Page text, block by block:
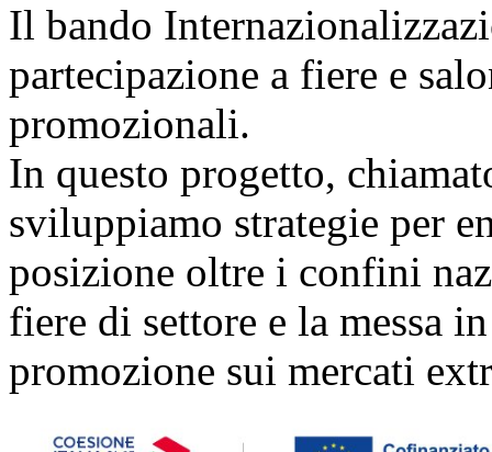
Il bando
partecipazione a fiere e
promozionali.
In questo progetto,
sviluppiamo strategie per
posizione oltre i confini
fiere di settore e la messa
promozione sui mercati